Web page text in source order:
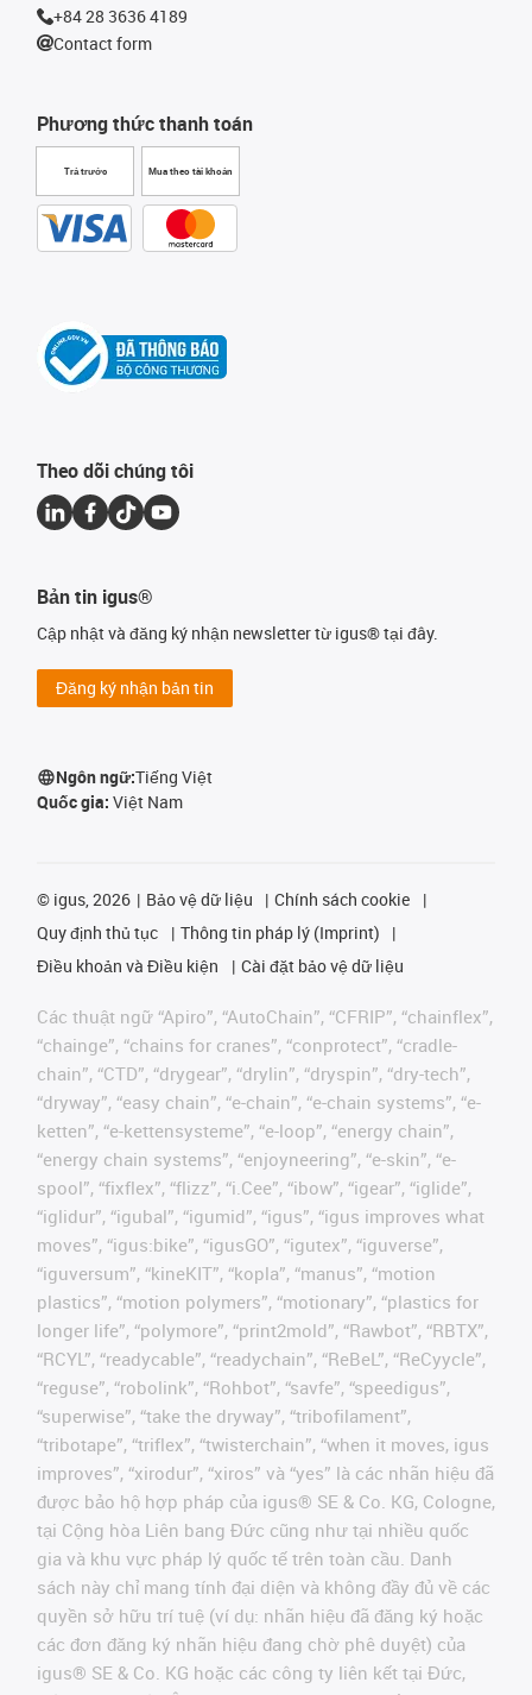
Phương thức thanh toán
Trả trước Mua theo tài khoản
+84 28 3636 4189
Contact form
Theo dõi chúng tôi
Bản tin igus®
Cập nhật và đăng ký nhận newsletter từ igus® tại đây.
Đăng ký nhận bản tin
Ngôn ngữ:Tiếng Việt
Quốc gia: Việt Nam
© igus, 2026 Bảo vệ dữ liệu
Chính sách cookie
Quy định thủ tục
Thông tin pháp lý (Imprint)
Điều khoản và Điều kiện
Cài đặt bảo vệ dữ liệu
Các thuật ngữ “Apiro”, “AutoChain”, “CFRIP”, “chainflex”,
“chainge”, “chains for cranes”, “conprotect”, “cradle-
chain”, “CTD”, “drygear”, “drylin”, “dryspin”, “dry-tech”,
“dryway”, “easy chain”, “e-chain”, “e-chain systems”, “e-
ketten”, “e-kettensysteme”, “e-loop”, “energy chain”,
“energy chain systems”, “enjoyneering”, “e-skin”, “e-
spool”, “fixflex”, “flizz”, “i.Cee”, “ibow”, “igear”, “iglide”,
“iglidur”, “igubal”, “igumid”, “igus”, “igus improves what
moves”, “igus:bike”, “igusGO”, “igutex”, “iguverse”,
“iguversum”, “kineKIT”, “kopla”, “manus”, “motion
plastics”, “motion polymers”, “motionary”, “plastics for
longer life”, “polymore”, “print2mold”, “Rawbot”, “RBTX”,
“RCYL”, “readycable”, “readychain”, “ReBeL”, “ReCyycle”,
“reguse”, “robolink”, “Rohbot”, “savfe”, “speedigus”,
“superwise”, “take the dryway”, “tribofilament”,
“tribotape”, “triflex”, “twisterchain”, “when it moves, igus
improves”, “xirodur”, “xiros” và “yes” là các nhãn hiệu đã
được bảo hộ hợp pháp của igus® SE & Co. KG, Cologne,
tại Cộng hòa Liên bang Đức cũng như tại nhiều quốc
gia và khu vực pháp lý quốc tế trên toàn cầu. Danh
sách này chỉ mang tính đại diện và không đầy đủ về các
quyền sở hữu trí tuệ (ví dụ: nhãn hiệu đã đăng ký hoặc
các đơn đăng ký nhãn hiệu đang chờ phê duyệt) của
igus® SE & Co. KG hoặc các công ty liên kết tại Đức,